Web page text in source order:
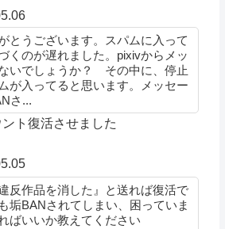
とうございます。スパムに入って
くのが遅れました。pixivからメッ
いでしょうか？ その中に、停止
が入ってると思います。メッセー
さ...
ト復活させました
反作品を消した』と送れば復活で
垢BANされてしまい、困っていま
ばいいか教えてください